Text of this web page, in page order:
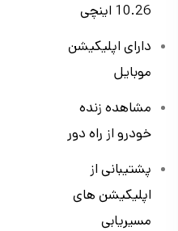
10.26 اینچی
دارای اپلیکیشن
موبایل
مشاهده زنده
خودرو از راه دور
پشتیبانی از
اپلیکیشن های
مسیریابی